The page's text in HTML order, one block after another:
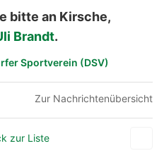
bitte an Kirsche,
Brandt.
Sportverein (DSV)
Zur Nachrichtenübersicht
zur Liste